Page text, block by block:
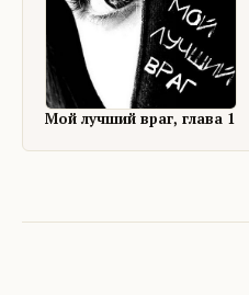
Мой лучший враг, глава 1